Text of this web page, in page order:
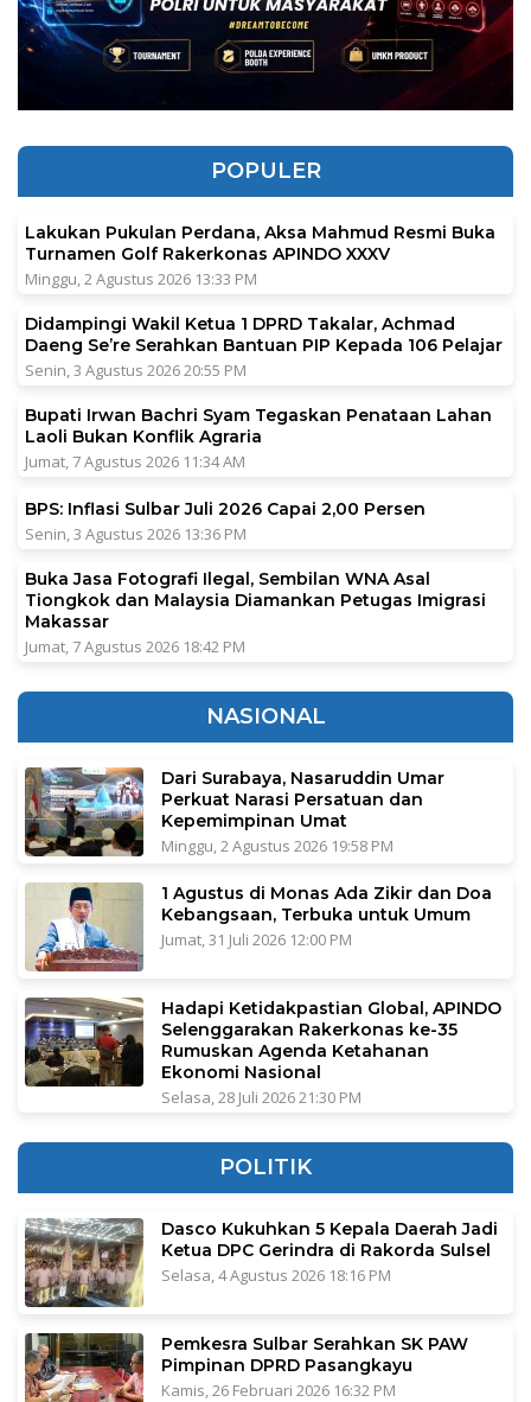
POPULER
Lakukan Pukulan Perdana, Aksa Mahmud Resmi Buka
Turnamen Golf Rakerkonas APINDO XXXV
Minggu, 2 Agustus 2026 13:33 PM
Didampingi Wakil Ketua 1 DPRD Takalar, Achmad
Daeng Se’re Serahkan Bantuan PIP Kepada 106 Pelajar
Senin, 3 Agustus 2026 20:55 PM
Bupati Irwan Bachri Syam Tegaskan Penataan Lahan
Laoli Bukan Konflik Agraria
Jumat, 7 Agustus 2026 11:34 AM
BPS: Inflasi Sulbar Juli 2026 Capai 2,00 Persen
Senin, 3 Agustus 2026 13:36 PM
Buka Jasa Fotografi Ilegal, Sembilan WNA Asal
Tiongkok dan Malaysia Diamankan Petugas Imigrasi
Makassar
Jumat, 7 Agustus 2026 18:42 PM
NASIONAL
Dari Surabaya, Nasaruddin Umar
Perkuat Narasi Persatuan dan
Kepemimpinan Umat
Minggu, 2 Agustus 2026 19:58 PM
1 Agustus di Monas Ada Zikir dan Doa
Kebangsaan, Terbuka untuk Umum
Jumat, 31 Juli 2026 12:00 PM
Hadapi Ketidakpastian Global, APINDO
Selenggarakan Rakerkonas ke-35
Rumuskan Agenda Ketahanan
Ekonomi Nasional
Selasa, 28 Juli 2026 21:30 PM
POLITIK
Dasco Kukuhkan 5 Kepala Daerah Jadi
Ketua DPC Gerindra di Rakorda Sulsel
Selasa, 4 Agustus 2026 18:16 PM
Pemkesra Sulbar Serahkan SK PAW
Pimpinan DPRD Pasangkayu
Kamis, 26 Februari 2026 16:32 PM